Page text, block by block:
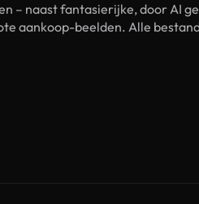
– naast fantasierijke, door AI
aankoop-beelden. Alle